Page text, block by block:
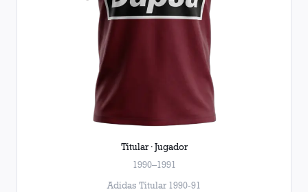
Titular · Jugador
1990–1991
Adidas Titular 1990-91